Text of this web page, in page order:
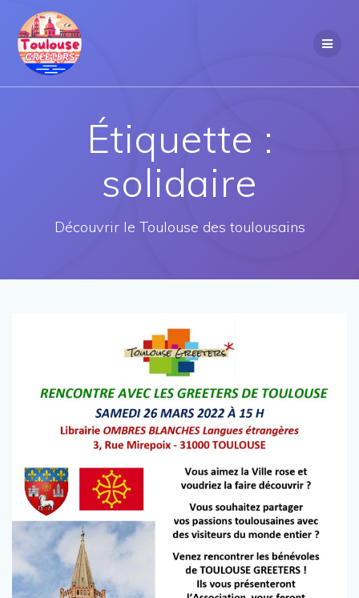
Étiquette :
solidaire
Découvrir le Toulouse des toulousains